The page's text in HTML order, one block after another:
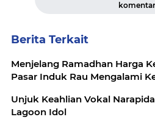
komentar
Berita Terkait
Menjelang Ramadhan Harga
Pasar Induk Rau Mengalami
Unjuk Keahlian Vokal
Lagoon Idol